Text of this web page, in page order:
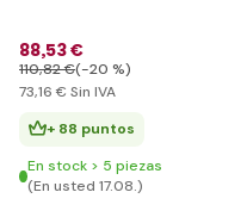
88,53 €
110,82 €(-20 %)
73,16 € Sin IVA
+ 88 puntos
En stock > 5 piezas
(En usted 17.08.)